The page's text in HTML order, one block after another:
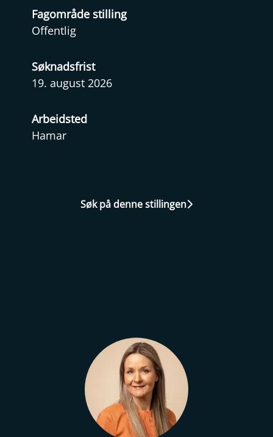
Fagområde stilling
Offentlig
Søknadsfrist
19. august 2026
Arbeidsted
Hamar
Søk på denne stillingen